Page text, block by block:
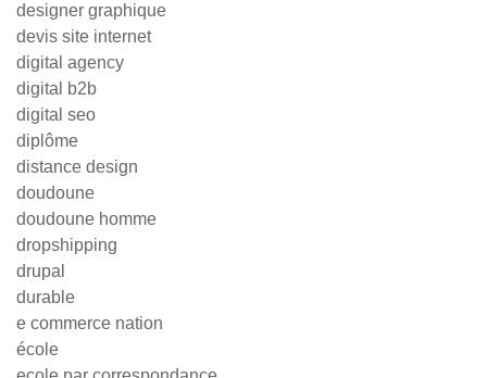
designer graphique
devis site internet
digital agency
digital b2b
digital seo
diplôme
distance design
doudoune
doudoune homme
dropshipping
drupal
durable
e commerce nation
école